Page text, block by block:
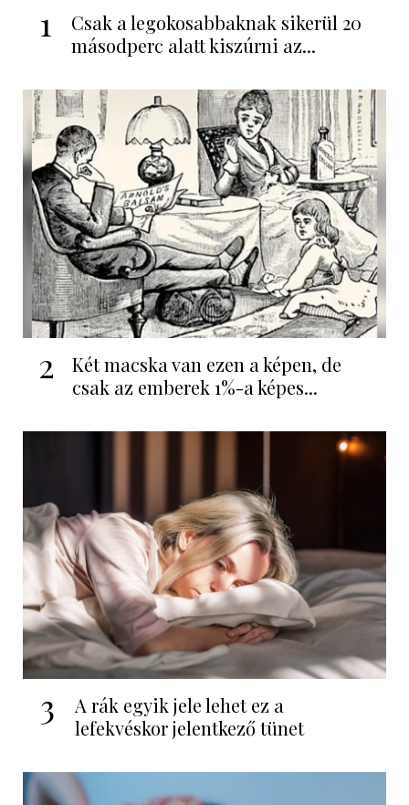
1
Csak a legokosabbaknak sikerül 20
másodperc alatt kiszúrni az...
2
Két macska van ezen a képen, de
csak az emberek 1%-a képes...
3
A rák egyik jele lehet ez a
lefekvéskor jelentkező tünet